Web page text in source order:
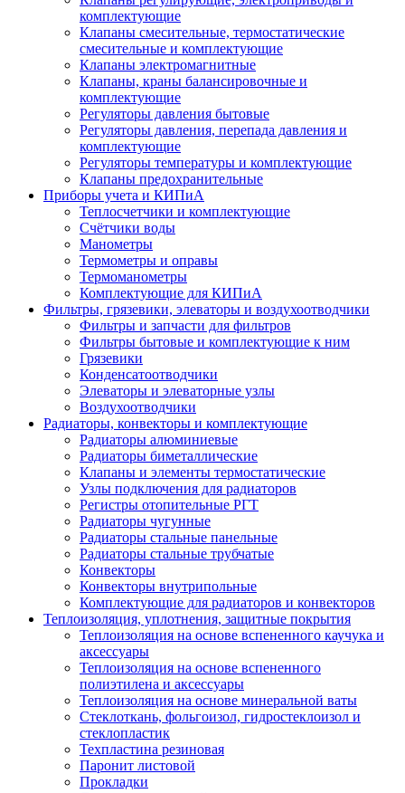
комплектующие
Клапаны смесительные, термостатические
смесительные и комплектующие
Клапаны электромагнитные
Клапаны, краны балансировочные и
комплектующие
Регуляторы давления бытовые
Регуляторы давления, перепада давления и
комплектующие
Регуляторы температуры и комплектующие
Клапаны предохранительные
Приборы учета и КИПиА
Теплосчетчики и комплектующие
Счётчики воды
Манометры
Термометры и оправы
Термоманометры
Комплектующие для КИПиА
Фильтры, грязевики, элеваторы и воздухоотводчики
Фильтры и запчасти для фильтров
Фильтры бытовые и комплектующие к ним
Грязевики
Конденсатоотводчики
Элеваторы и элеваторные узлы
Воздухоотводчики
Радиаторы, конвекторы и комплектующие
Радиаторы алюминиевые
Радиаторы биметаллические
Клапаны и элементы термостатические
Узлы подключения для радиаторов
Регистры отопительные РГТ
Радиаторы чугунные
Радиаторы стальные панельные
Радиаторы стальные трубчатые
Конвекторы
Конвекторы внутрипольные
Комплектующие для радиаторов и конвекторов
Теплоизоляция, уплотнения, защитные покрытия
Теплоизоляция на основе вспененного каучука и
аксессуары
Теплоизоляция на основе вспененного
полиэтилена и аксессуары
Теплоизоляция на основе минеральной ваты
Стеклоткань, фольгоизол, гидростеклоизол и
стеклопластик
Техпластина резиновая
Паронит листовой
Прокладки